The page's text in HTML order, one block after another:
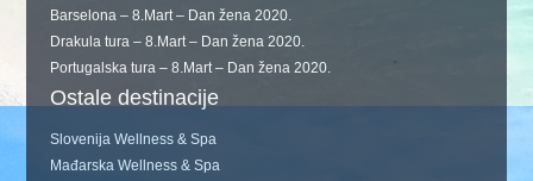
Barselona – 8.Mart – Dan žena 2020.
Drakula tura – 8.Mart – Dan žena 2020.
Portugalska tura – 8.Mart – Dan žena 2020.
Ostale destinacije
Slovenija Wellness & Spa
Mađarska Wellness & Spa